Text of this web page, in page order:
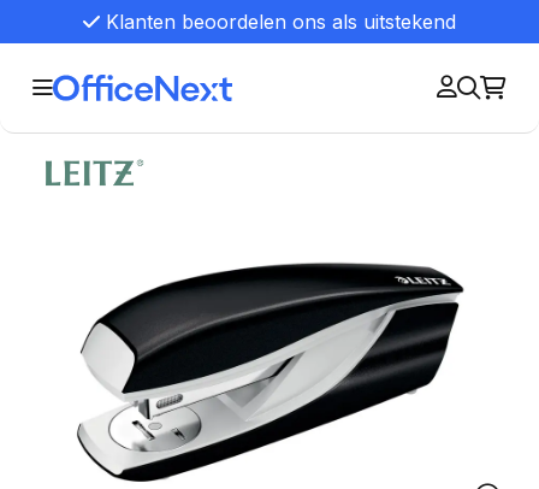
Klanten beoordelen ons als uitstekend